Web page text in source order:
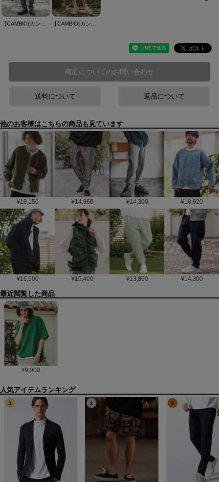
商品についてのお問い合わせ
送料について 返品について
他のお客様はこちらの商品も見ています
¥18,150 ¥14,960 ¥14,300 ¥18,920
¥16,500 ¥15,400 ¥13,860 ¥14,300
最近閲覧した商品
¥9,900
1 2 3